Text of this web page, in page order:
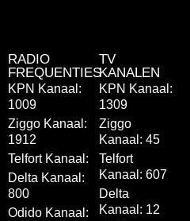
RADIO
FREQUENTIES
KPN Kanaal:
1009
Ziggo Kanaal:
1912
Telfort Kanaal:
Delta Kanaal:
800
Odido Kanaal:
TV
KANALEN
KPN Kanaal:
1309
Ziggo
Kanaal: 45
Telfort
Kanaal: 607
Delta
Kanaal: 12